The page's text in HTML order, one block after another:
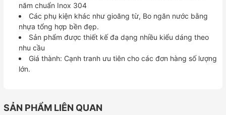
năm chuẩn Inox 304
Các phụ kiện khác như gioăng từ, Bo ngăn nước bằng
nhựa tổng hợp bền đẹp.
Sản phẩm được thiết kế đa dạng nhiều kiểu dáng theo
nhu cầu
Giá thành: Cạnh tranh ưu tiên cho các đơn hàng số lượng
lớn.
SẢN PHẨM LIÊN QUAN